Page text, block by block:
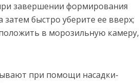
завершении формирования
быстро уберите ее вверх;
в морозильную камеру,
при помощи насадки-